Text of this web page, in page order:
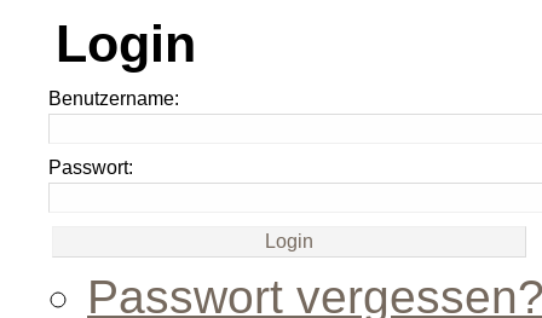
Login
Benutzername:
Passwort:
Passwort